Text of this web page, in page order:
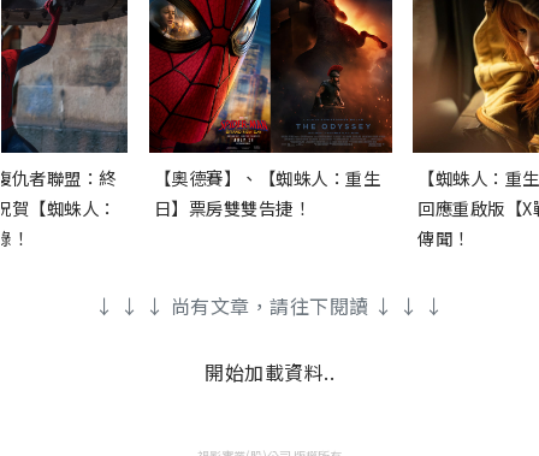
仇者聯盟：終
賀【蜘蛛人：
！
【奧德賽】、【蜘蛛人：重生
日】票房雙雙告捷！
【蜘蛛人：重
回應重啟版【
傳聞！
↓ ↓ ↓ 尚有文章，請往下閱讀 ↓ ↓ ↓
開始加載資料..